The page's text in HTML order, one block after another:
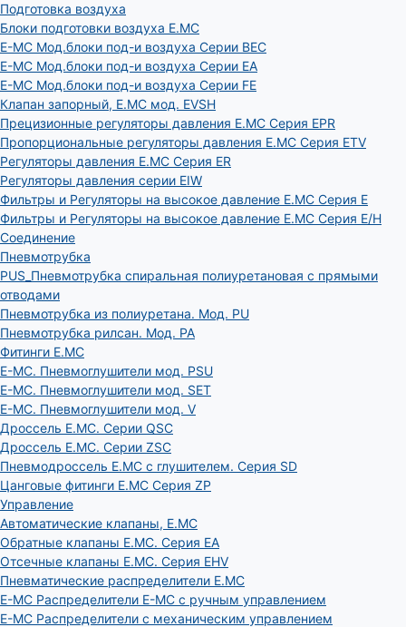
Подготовка воздуха
Блоки подготовки воздуха E.MC
E-MC Мод.блоки под-и воздуха Серии BEC
E-MC Мод.блоки под-и воздуха Серии EA
E-MC Мод.блоки под-и воздуха Серии FE
Клапан запорный, E.MC мод. EVSH
Прецизионные регуляторы давления E.MC Серия EPR
Пропорциональные регуляторы давления E.MC Серия ETV
Регуляторы давления E.MC Серия ER
Регуляторы давления серии EIW
Фильтры и Регуляторы на высокое давление E.MC Серия E
Фильтры и Регуляторы на высокое давление E.MC Серия E/H
Соединение
Пневмотрубка
PUS_Пневмотрубка спиральная полиуретановая с прямыми
отводами
Пневмотрубка из полиуретана. Мод. РU
Пневмотрубка рилсан. Мод. PA
Фитинги E.MC
E-MC. Пневмоглушители мод. PSU
E-MC. Пневмоглушители мод. SET
E-MC. Пневмоглушители мод. V
Дроссель E.MC. Серии QSC
Дроссель E.MC. Серии ZSC
Пневмодроссель E.MC с глушителем. Серия SD
Цанговые фитинги E.MC Серия ZP
Управление
Автоматические клапаны, Е.МС
Обратные клапаны E.MC. Серия EA
Отсечные клапаны E.MC. Серия EHV
Пневматические распределители E.MC
E-MC Распределители E-MC с ручным управлением
E-MC Распределители с механическим управлением